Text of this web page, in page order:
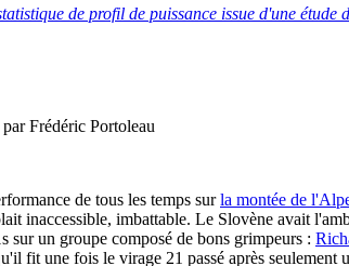
de profil de puissance issue d'une
Frédéric Portoleau
de tous les temps surla montée de
inaccessible, imbattable. Le Slovène avait
sur un groupe composé de bons grimpeurs :
fit une fois le virage 21 passé après